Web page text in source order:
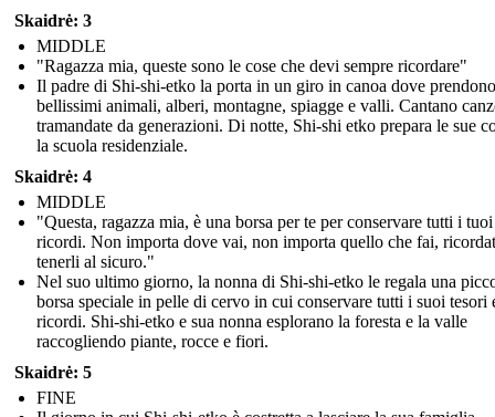
Skaidrė: 3
MIDDLE
"Ragazza mia, queste sono le cose che devi sempre ricordare"
Il padre di Shi-shi-etko la porta in un giro in canoa dove
bellissimi animali, alberi, montagne, spiagge e valli. Cantano
tramandate da generazioni. Di notte, Shi-shi etko prepara le sue
la scuola residenziale.
Skaidrė: 4
MIDDLE
"Questa, ragazza mia, è una borsa per te per conservare tutti i tuoi
ricordi. Non importa dove vai, non importa quello che fai,
tenerli al sicuro."
Nel suo ultimo giorno, la nonna di Shi-shi-etko le regala una
borsa speciale in pelle di cervo in cui conservare tutti i suoi tesori
ricordi. Shi-shi-etko e sua nonna esplorano la foresta e la valle
raccogliendo piante, rocce e fiori.
Skaidrė: 5
FINE